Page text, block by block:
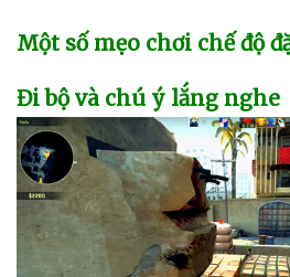
Một số mẹo chơi chế độ
Đi bộvà chú ý lắng nghe